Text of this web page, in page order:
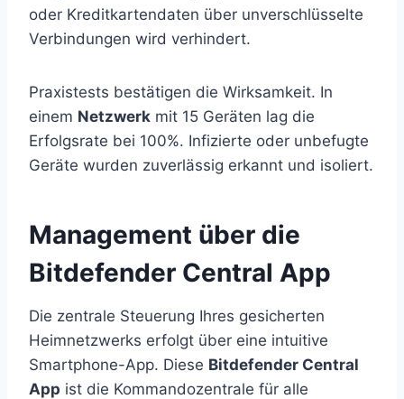
oder Kreditkartendaten über unverschlüsselte
Verbindungen wird verhindert.
Praxistests bestätigen die Wirksamkeit. In
einem Netzwerk mit 15 Geräten lag die
Erfolgsrate bei 100%. Infizierte oder unbefugte
Geräte wurden zuverlässig erkannt und isoliert.
Management über die
Bitdefender Central App
Die zentrale Steuerung Ihres gesicherten
Heimnetzwerks erfolgt über eine intuitive
Smartphone-App. Diese Bitdefender Central
App ist die Kommandozentrale für alle